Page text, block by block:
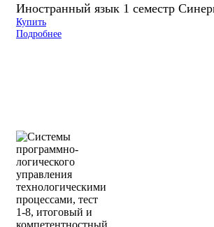
Иностранный язык 1 семестр
Купить
Подробнее